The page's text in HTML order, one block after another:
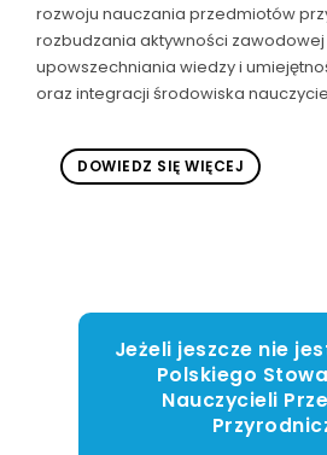
rozwoju nauczania przedmiotów
rozbudzania aktywności zawodowej
upowszechniania wiedzy i
oraz integracji środowiska
DOWIEDZ SIĘ WIĘCEJ
Jeżeli jeszcze nie
Polskiego
Nauczycieli